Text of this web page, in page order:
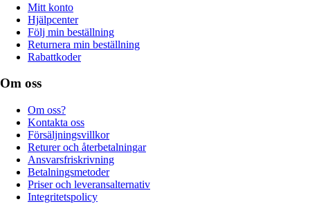
Mitt konto
Hjälpcenter
Följ min beställning
Returnera min beställning
Rabattkoder
Om oss
Om oss?
Kontakta oss
Försäljningsvillkor
Returer och återbetalningar
Ansvarsfriskrivning
Betalningsmetoder
Priser och leveransalternativ
Integritetspolicy